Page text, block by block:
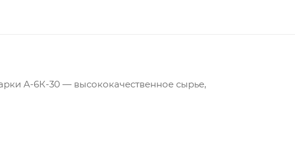
А-6К-30 — высококачественное сырье,